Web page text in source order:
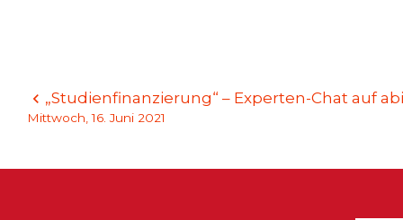
Beitragsnavigation
„Studienfinanzierung“ – Experten-Chat auf
Mittwoch, 16. Juni 2021